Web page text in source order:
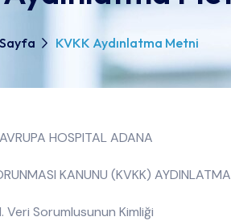
KVKK Aydınlatma Metni
AVRUPA HOSPITAL ADANA
KANUNU (KVKK)
Veri Sorumlusunun Kimliği